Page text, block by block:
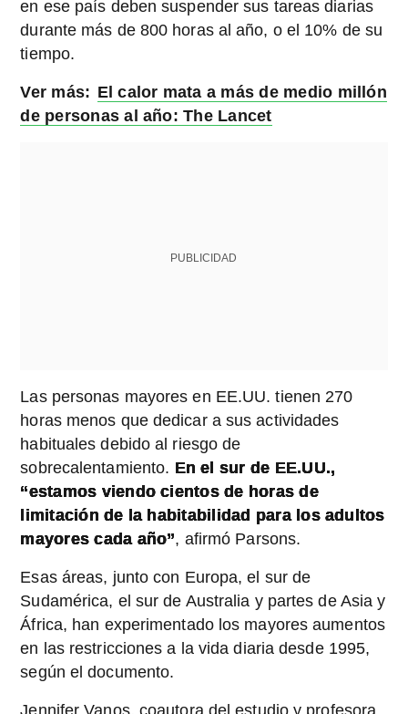
en ese país deben suspender sus tareas diarias
durante más de 800 horas al año, o el 10% de su
tiempo.
Ver más: El calor mata a más de medio millón
de personas al año: The Lancet
PUBLICIDAD
Las personas mayores en EE.UU. tienen 270
horas menos que dedicar a sus actividades
habituales debido al riesgo de
sobrecalentamiento. En el sur de EE.UU.,
“estamos viendo cientos de horas de
limitación de la habitabilidad para los adultos
mayores cada año”, afirmó Parsons.
Esas áreas, junto con Europa, el sur de
Sudamérica, el sur de Australia y partes de Asia y
África, han experimentado los mayores aumentos
en las restricciones a la vida diaria desde 1995,
según el documento.
Jennifer Vanos, coautora del estudio y profesora